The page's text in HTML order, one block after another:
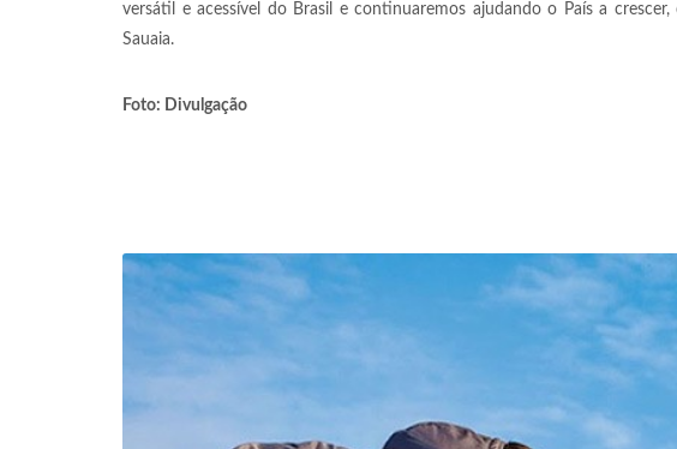
versátil e acessível do Brasil e continuaremos ajudando o País a
Sauaia.
Foto: Divulgação